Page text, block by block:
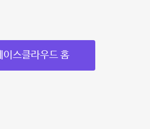
이스클라우드 홈